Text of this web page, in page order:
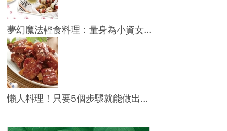
夢幻魔法輕食料理：量身為小資女...
懶人料理！只要5個步驟就能做出...